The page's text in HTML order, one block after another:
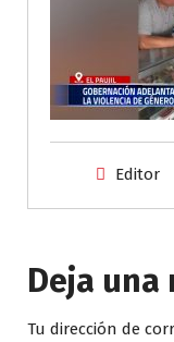
Editor
Deja una
Tu dirección de